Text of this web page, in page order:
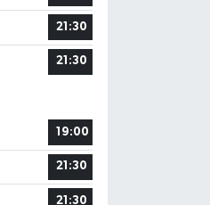
21:30
21:30
19:00
21:30
21:30